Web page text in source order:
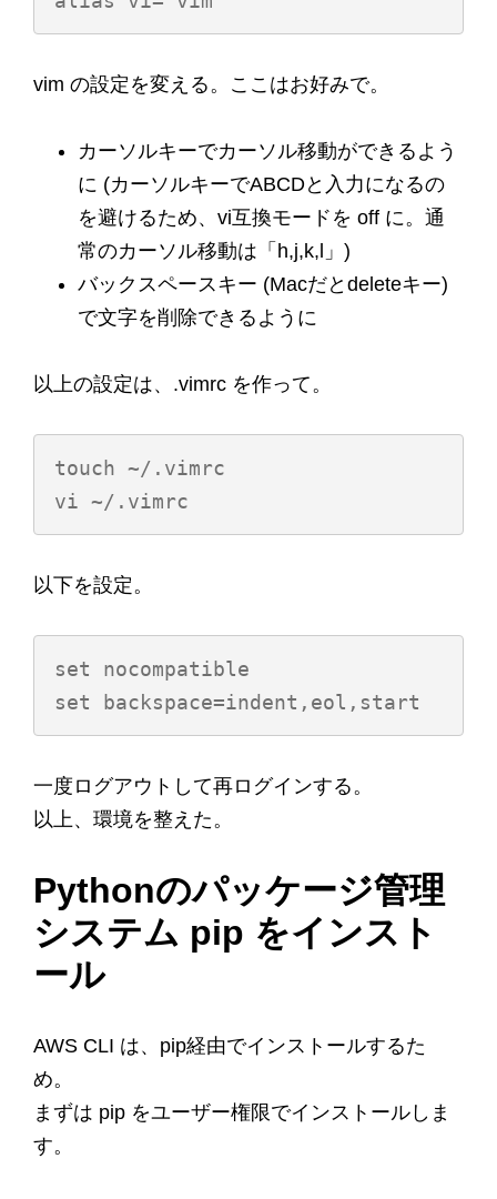
vim の設定を変える。ここはお好みで。
カーソルキーでカーソル移動ができるよう
に (カーソルキーでABCDと入力になるの
を避けるため、vi互換モードを off に。通
常のカーソル移動は「h,j,k,l」)
バックスペースキー (Macだとdeleteキー)
で文字を削除できるように
以上の設定は、.vimrc を作って。
touch ~/.vimrc
以下を設定。
set nocompatible
一度ログアウトして再ログインする。
以上、環境を整えた。
Pythonのパッケージ管理
システム pip をインスト
ール
AWS CLI は、pip経由でインストールするた
め。
まずは pip をユーザー権限でインストールしま
す。